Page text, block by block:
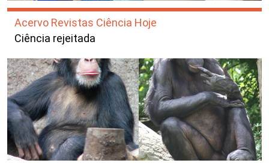
Acervo Revistas Ciência Hoje
Ciência rejeitada